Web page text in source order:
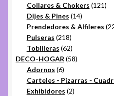
productos
Collares & Chokers 121121
Dijes & Pines 1414
productos
Prendedores & Alfileres
Pulseras 218218
productos
Tobilleras 6262
productos
DECO-HOGAR 5858
Adornos 66
productos
Carteles - Pizarras -
Exhibidores 22